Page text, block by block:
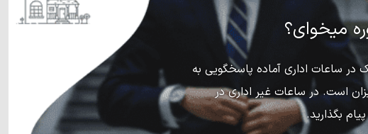
میخوای؟
در ساعات اداری آماده پاسخگویی به
است. در ساعات غیر اداری در
بگذارید.